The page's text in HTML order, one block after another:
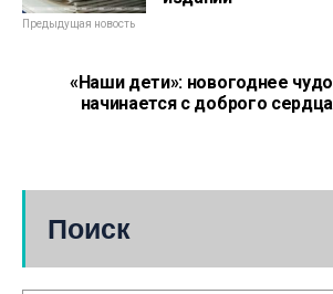
Предыдущая новость
«Наши дети»: новогоднее чудо
начинается с доброго сердца
Поиск